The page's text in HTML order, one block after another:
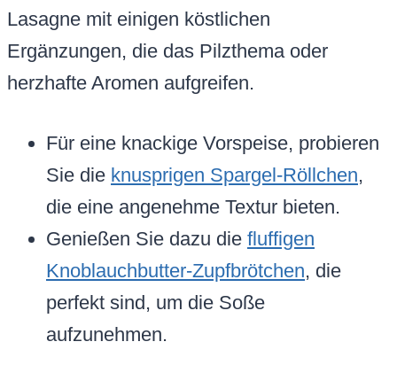
Lasagne mit einigen köstlichen
Ergänzungen, die das Pilzthema oder
herzhafte Aromen aufgreifen.
Für eine knackige Vorspeise, probieren
Sie die knusprigen Spargel-Röllchen,
die eine angenehme Textur bieten.
Genießen Sie dazu die fluffigen
Knoblauchbutter-Zupfbrötchen, die
perfekt sind, um die Soße
aufzunehmen.